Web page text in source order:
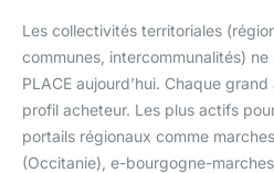
Les collectivités territoriales
communes, intercommunalités)
PLACE aujourd’hui. Chaque
profil acheteur. Les plus actifs
portails régionaux comme
(Occitanie), e-bourgogne-